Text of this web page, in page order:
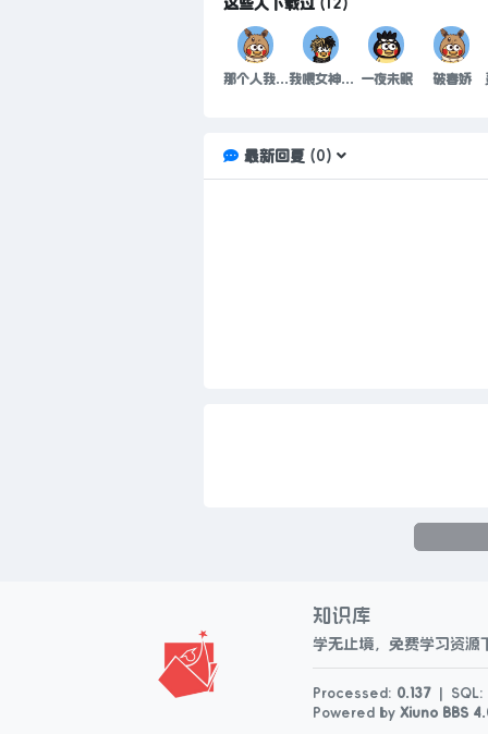
这些人下载过(12)
那个人我用心去疼 我喂女神袋盐 一夜未眠 破春娇
最新回复 (0)
知识库
学无止境，免费学习资源
Processed: 0.137
SQL:
Powered by Xiuno BBS